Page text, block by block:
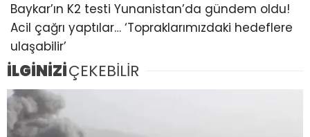
Baykar’ın K2 testi Yunanistan’da gündem oldu!
Acil çağrı yaptılar… ‘Topraklarımızdaki hedeflere
ulaşabilir’
İLGİNİZİÇEKEBİLİR